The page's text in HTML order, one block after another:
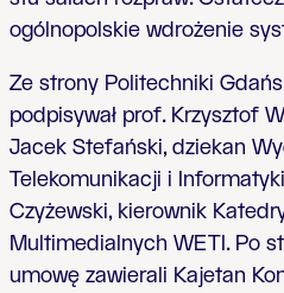
ogólnopolskie wdrożenie
Ze strony Politechniki
podpisywał prof. Krzysztof
Jacek Stefański, dziekan
Telekomunikacji i
Czyżewski, kierownik
Multimedialnych WETI. Po
umowę zawierali Kajetan